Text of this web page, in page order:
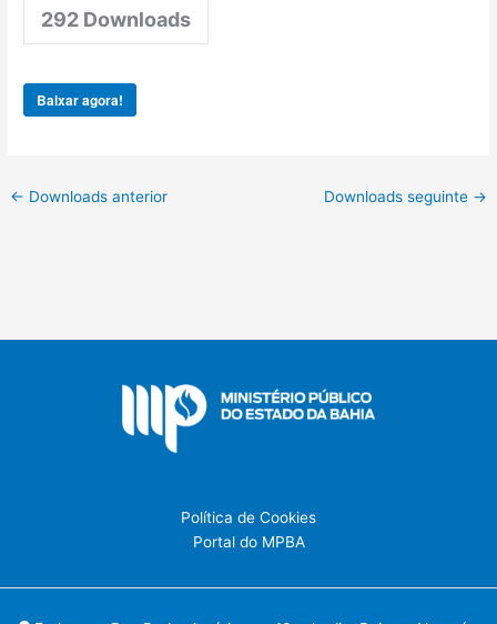
292 Downloads
Baixar agora!
← Downloads anterior Downloads seguinte →
Política de Cookies
Portal do MPBA